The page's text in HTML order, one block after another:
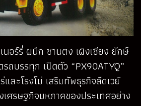
นอร์รี่ ผนึก ซานตง เผิงเซียง ยักษ์
ถบรรทุก เปิดตัว “PX90ATYQ”
และโรงโม่ เสริมทัพธุรกิจลีดเวย์
เศรษฐกิจมหภาคของประเทศอย่าง